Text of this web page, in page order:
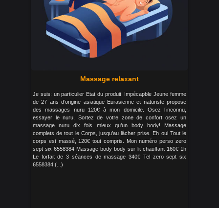
Massage relaxant
Je suis: un particulier Etat du produit: Impécapble Jeune femme
de 27 ans d’origine asiatique Eurasienne et naturiste propose
des massages nuru 120€ à mon domicile. Osez l’inconnu,
essayer le nuru, Sortez de votre zone de confort osez un
massage nuru dix fois mieux qu’un body body! Massage
complets de tout le Corps, jusqu’au lâcher prise. Eh oui Tout le
corps est massé, 120€ tout compris. Mon numéro perso zero
sept six 6558384 Massage body body sur lit chauffant 160€ 1h
Le forfait de 3 séances de massage 340€ Tel zero sept six
6558384 (...)